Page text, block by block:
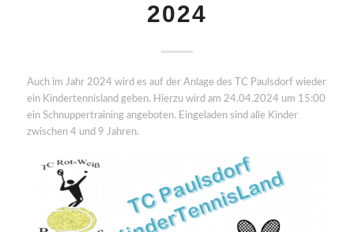
2024
Auch im Jahr 2024 wird es auf der Anlage des TC Paulsdorf wieder
ein Kindertennisland geben. Hierzu wird am 24.04.2024 um 15:00
ein Schnuppertraining angeboten. Eingeladen sind alle Kinder
zwischen 4 und 9 Jahren.